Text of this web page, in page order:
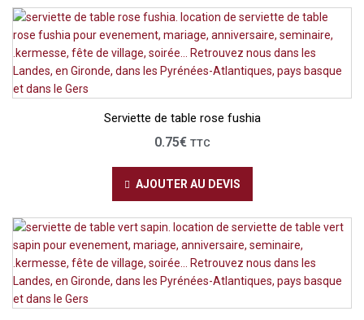
Serviette de table rose fushia
0.75€ TTC
AJOUTER AU DEVIS